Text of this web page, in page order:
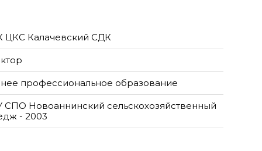
ЦКС Калачевский СДК
профессиональное образование
Новоаннинский сельскохозяйственный
- 2003